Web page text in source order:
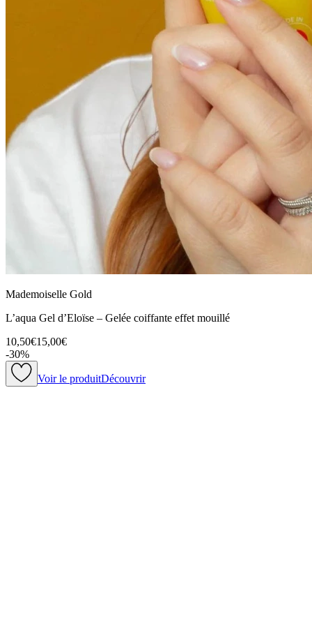
Mademoiselle Gold
L’aqua Gel d’Eloïse – Gelée coiffante effet mouillé
10,50€15,00€
-30%
Voir le produitDécouvrir